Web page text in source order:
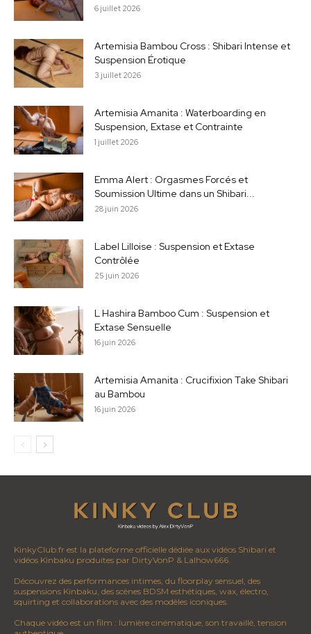
6 juillet 2026
Artemisia Bambou Cross : Shibari Intense et
Suspension Érotique
3 juillet 2026
Artemisia Amanita : Waterboarding en
Suspension, Extase et Contrainte
1 juillet 2026
Emma Alert : Orgasmes Forcés et
Soumission Ultime dans un Shibari...
28 juin 2026
Label Lilloise : Suspension et Extase
Contrôlée
25 juin 2026
L Hashira Bamboo Cum : Suspension et
Extase Sensuelle
16 juin 2026
Artemisia Amanita : Crucifixion Take Shibari
au Bambou
16 juin 2026
KinkyClub.fr est la plateforme officielle dédiée aux vidéos Shibari et
vidéos Kinbaku produites par DirtyVonP & Lalhow666.
Découvrez des performances intimes, du floorplay sensuel, des
suspensions Kinbaku, des scènes BDSM esthétiques, wax, électro,
squirting et collaborations avec des modèles iconiques.
Chaque vidéo est un film : lumière cinématique, son travaillé, tension